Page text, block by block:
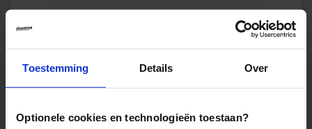
Toestemming Details Over
Optionele cookies en technologieën toestaan?